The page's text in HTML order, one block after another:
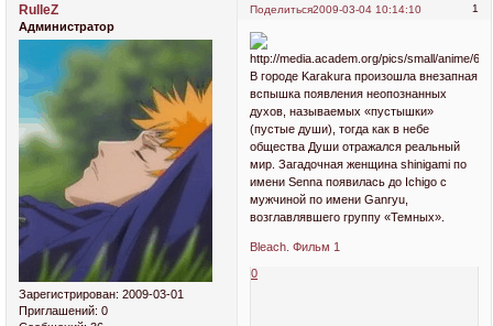
Поделиться 1
2009-03-04 10:14:10
RulleZ
Администратор
Зарегистрирован: 2009-03-01
Приглашений: 0
В городе Karakura произошла внезапная
вспышка появления неопознанных
духов, называемых «пустышки»
(пустые души), тогда как в небе
общества Души отражался реальный
мир. Загадочная женщина shinigami по
имени Senna появилась до Ichigo с
мужчиной по имени Ganryu,
возглавлявшего группу «Темных».
Bleach. Фильм 1
0